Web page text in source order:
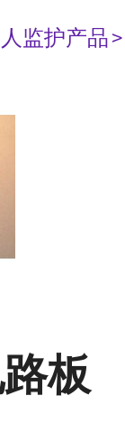
监护产品
路板